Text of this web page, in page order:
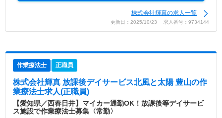
株式会社輝真の求人一覧
更新日：2025/10/23 求人番号：9734144
作業療法士 正職員
株式会社輝真 放課後デイサービス北風と太陽 豊山の作
業療法士求人(正職員)
【愛知県／西春日井】マイカー通勤OK！放課後等デイサービ
ス施設で作業療法士募集〈常勤〉